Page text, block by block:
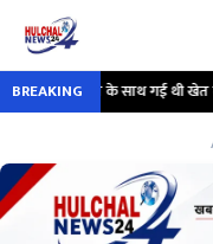
BREAKING
जीजा के साथ गई थी खेत में ; करंट